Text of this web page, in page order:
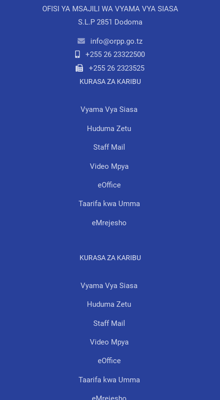
OFISI YA MSAJILI WA VYAMA VYA SIASA
S.L.P 2851 Dodoma
info@orpp.go.tz
+255 26 23322500
+255 26 2323525
KURASA ZA KARIBU
Vyama Vya Siasa
Huduma Zetu
Staff Mail
Video Mpya
eOffice
Taarifa kwa Umma
eMrejesho
KURASA ZA KARIBU
Vyama Vya Siasa
Huduma Zetu
Staff Mail
Video Mpya
eOffice
Taarifa kwa Umma